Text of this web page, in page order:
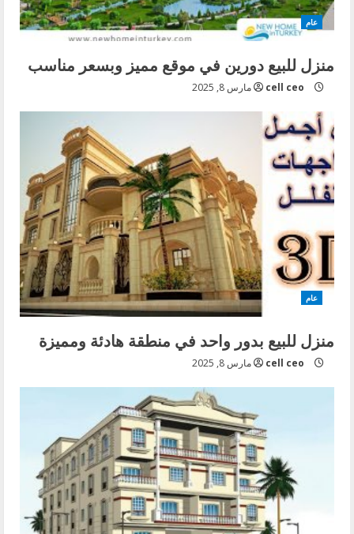
عام
منزل للبيع دورين في موقع مميز وبسعر مناسب
cell ceo مارس 8, 2025
عام
منزل للبيع بدور واحد في منطقة هادئة ومميزة
cell ceo مارس 8, 2025